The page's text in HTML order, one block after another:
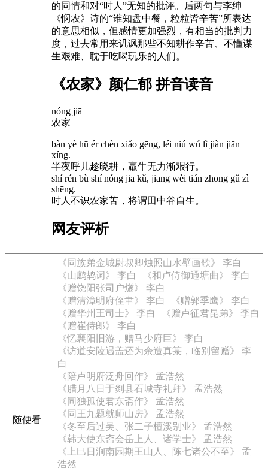
的同情和对“时人”无知的批评。后两句与李绅
《悯农》诗的“谁知盘中餐，粒粒皆辛苦”所表达
的意思相似，但感情更加强烈，有相当的批判力
度，过去常用来讥讽那些不知耕作辛苦、不懂谋
生艰难、耽于吃喝玩乐的人们。
《农家》颜仁郁 拼音读音
nóng jiā
农家
bàn yè hū ér chèn xiǎo gēng, léi niú wú lì jiàn jiān
xíng.
半夜呼儿趁晓耕，羸牛无力渐艰行。
shí rén bù shí nóng jiā kǔ, jiāng wèi tián zhōng gǔ zì
shēng.
时人不识农家苦，将谓田中谷自生。
网友评析
随便看
《同族弟金城尉叔卿烛照山水壁画歌》 李白
《山鹧鸪词》 李白
《和卢侍御通塘曲》 李白
《赠饶阳张司户燧》 李白
《赠清漳明府侄聿》 李白
《赠郭季鹰》 李白
《赠华州王司士》 李白
《赠卢征君昆弟》 李白
《赠崔侍郎》 李白
《忆襄阳旧游，赠马少府巨》 李白
《访道安陵遇盖还为余造真箓，临别留赠》 李
白
《陪卢明府泛舟回作》 孟浩然
《腊月八日于剡县石城寺礼拜》 孟浩然
《同独孤使君东斋作》 孟浩然
《同王九题就师山房》 孟浩然
《冬至后过吴、张二子檀溪别业》 孟浩然
《韩大使东斋会岳上人、诸学士》 孟浩然
《上巳日涧南园期王山人、陈七诸公不至》 孟
浩然